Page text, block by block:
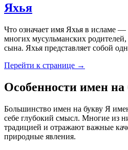
Яхья
Что означает имя Яхья в исламе —
многих мусульманских
сына. Яхья представляет собой
Перейти к странице →
Особенности имен на
Большинство имен на букву Я
себе глубокий смысл. Многие из
традицией и отражают важные
природные явления.